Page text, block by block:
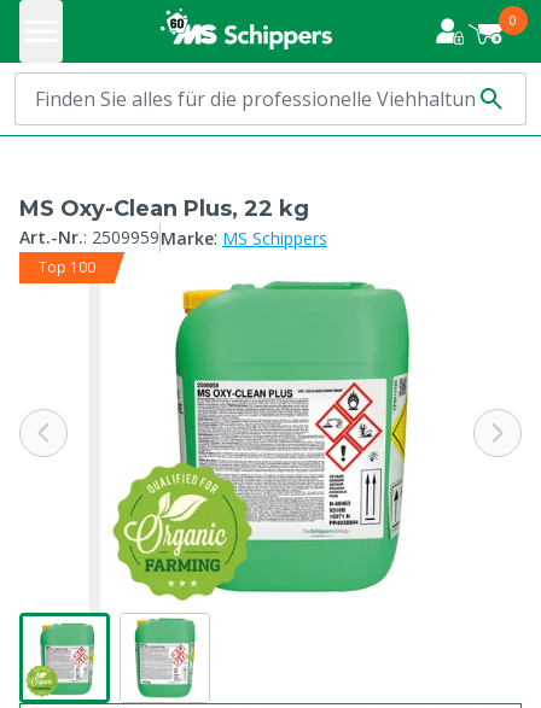
0
MS Oxy-Clean Plus, 22 kg
Art.-Nr.: 2509959Marke: MS Schippers
Top 100